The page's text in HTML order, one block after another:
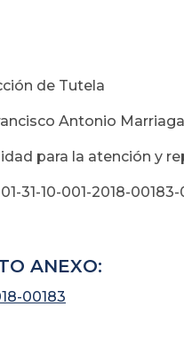
de Tutela
Antonio
para la atención y
31-10-001-2018-
ANEXO:
00183